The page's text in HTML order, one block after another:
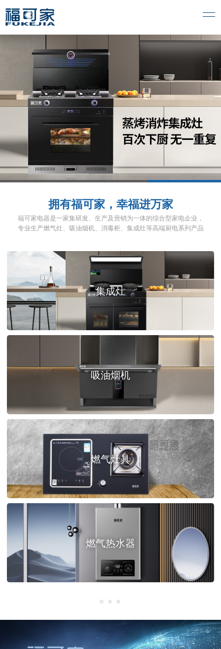
拥有福可家，幸福进万家
福可家电器是一家集研发、生产及营销为一体的综合型家电企业，
专业生产燃气灶、吸油烟机、消毒柜、集成灶等高端厨电系列产品
集成灶
吸油烟机
燃气灶具
燃气热水器